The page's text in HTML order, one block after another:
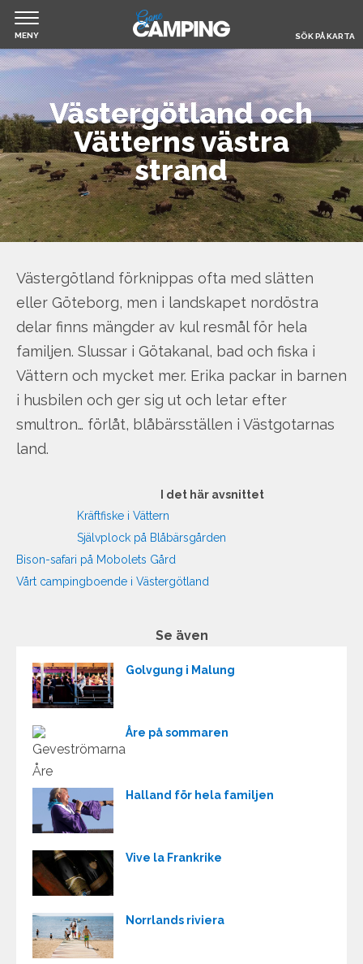
Jump
to
navigation
MENY
Hem
Filmer & Reportage
Husbil & Husvagn
Om Gone Camping
Boka camping
SÖK PÅ KARTA
Västergötland och
Vätterns västra
strand
Västergötland förknippas ofta med slätten
eller Göteborg, men i landskapet nordöstra
delar finns mängder av kul resmål för hela
familjen. Slussar i Götakanal, bad och fiska i
Vättern och mycket mer. Erika packar in barnen
i husbilen och ger sig ut och letar efter
smultron… förlåt, blåbärsställen i Västgotarnas
land.
I det här avsnittet
Kräftfiske i Vättern
Självplock på Blåbärsgården
Bison-safari på Mobolets Gård
Vårt campingboende i Västergötland
Se även
Golvgung i Malung
Åre på sommaren
Halland för hela familjen
Vive la Frankrike
Norrlands riviera